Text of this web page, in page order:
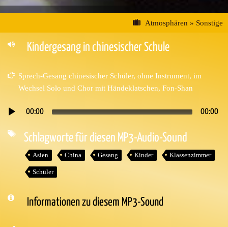
Atmosphären » Sonstige
Kindergesang in chinesischer Schule
Sprech-Gesang chinesischer Schüler, ohne Instrument, im
Wechsel Solo und Chor mit Händeklatschen, Fon-Shan
Audio-
00:00 00:00
Schlagworte für diesen MP3-Audio-Sound
Asien China Gesang Kinder Klassenzimmer
Schüler
Informationen zu diesem MP3-Sound